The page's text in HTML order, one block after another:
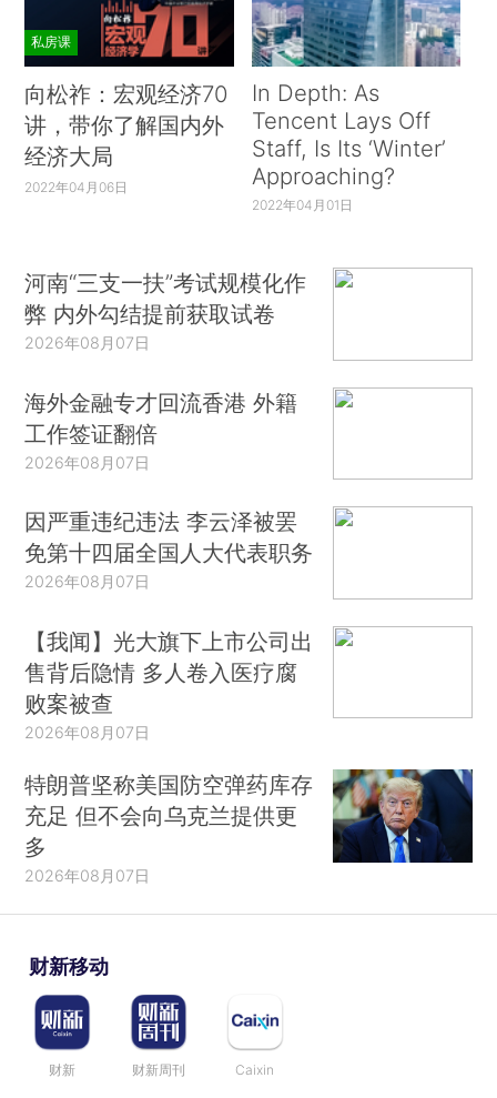
私房课
向松祚：宏观经济70
讲，带你了解国内外
经济大局
2022年04月06日
In Depth: As
Tencent Lays Off
Staff, Is Its ‘Winter’
Approaching?
2022年04月01日
河南“三支一扶”考试规模化作
弊 内外勾结提前获取试卷
2026年08月07日
海外金融专才回流香港 外籍
工作签证翻倍
2026年08月07日
因严重违纪违法 李云泽被罢
免第十四届全国人大代表职务
2026年08月07日
【我闻】光大旗下上市公司出
售背后隐情 多人卷入医疗腐
败案被查
2026年08月07日
特朗普坚称美国防空弹药库存
充足 但不会向乌克兰提供更
多
2026年08月07日
财新移动
财新 财新周刊 Caixin